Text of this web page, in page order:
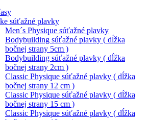
súťažné plavky
Men´s Physique súťažné plavky
Bodybuilding súťažné plavky ( dĺžka
bočnej strany 5cm )
Bodybuilding súťažné plavky ( dĺžka
bočnej strany 2cm )
Classic Physique súťažné plavky ( dĺžka
bočnej strany 12 cm )
Classic Physique súťažné plavky ( dĺžka
bočnej strany 15 cm )
Classic Physique súťažné plavky ( dĺžka